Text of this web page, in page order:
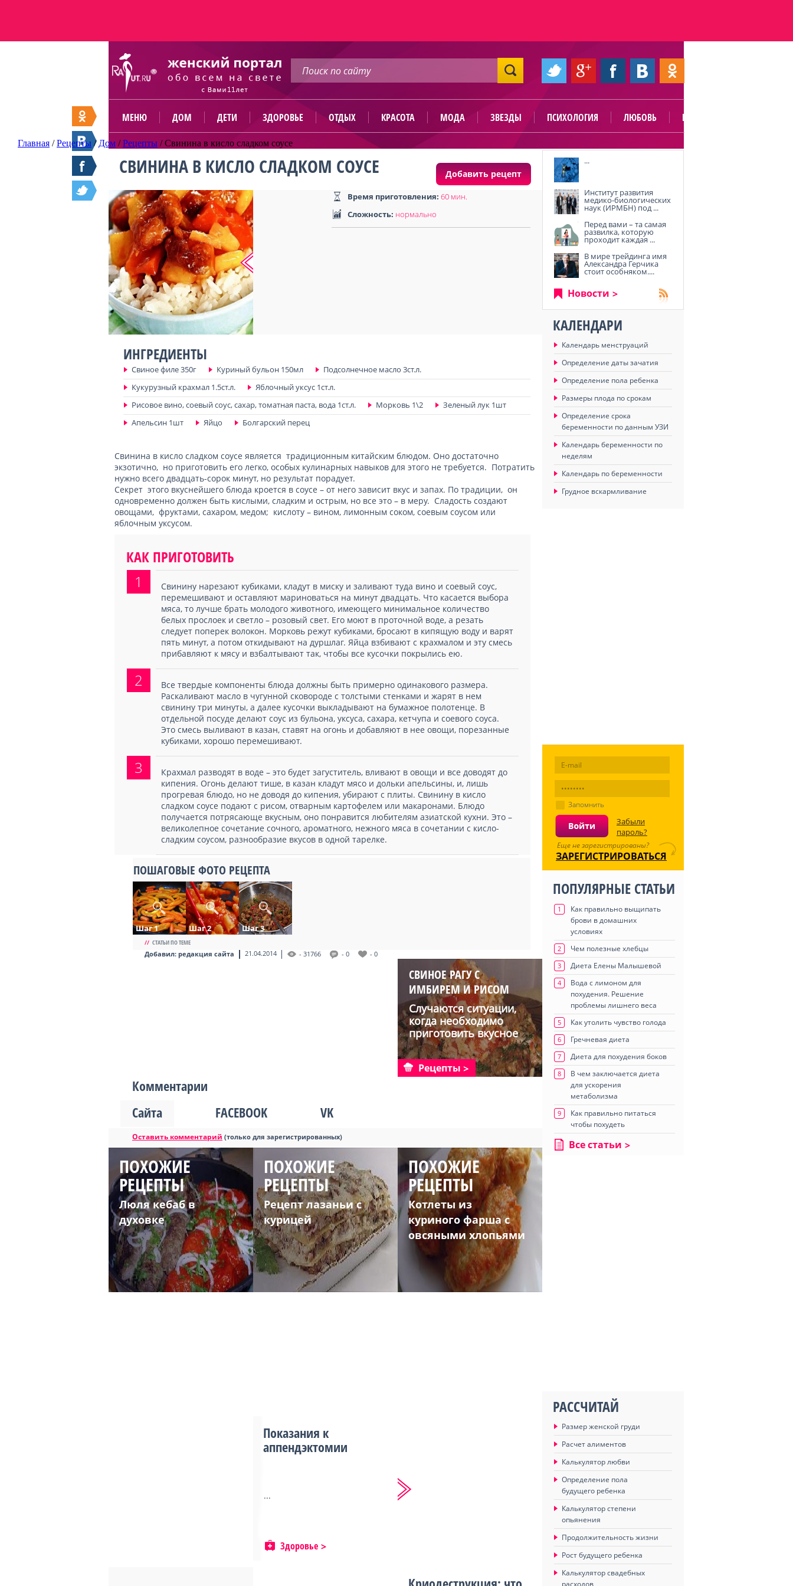
МЕНЮ ДОМ ДЕТИ ЗДОРОВЬЕ ОТДЫХ КРАСОТА МОДА ЗВЕЗДЫ ПСИХОЛОГИЯ ЛЮБОВЬ ПОЛЕЗНО
Главная /Рецепты / Дом /Рецепты /Свинина в кисло сладком соусе
СВИНИНА В КИСЛО СЛАДКОМ СОУСЕ Добавить рецепт
Время приготовления: 60 мин.
Сложность: нормально
ИНГРЕДИЕНТЫ
Свиное филе 350г Куриный бульон 150мл
Подсолнечное масло 3ст.л.
Кукурузный крахмал 1.5ст.л.
Яблочный уксус 1ст.л.
Рисовое вино, соевый соус, сахар, томатная паста, вода 1ст.л.
Морковь 1\2
Зеленый лук 1шт
Апельсин 1шт
Яйцо Болгарский перец
Свинина в кисло сладком соусе является традиционным китайским блюдом. Оно достаточно
экзотично, но приготовить его легко, особых кулинарных навыков для этого не требуется. Потратить
нужно всего двадцать-сорок минут, но результат порадует.
Секрет этого вкуснейшего блюда кроется в соусе – от него зависит вкус и запах. По традиции, он
одновременно должен быть кислыми, сладким и острым, но все это – в меру. Сладость создают
овощами, фруктами, сахаром, медом; кислоту – вином, лимонным соком, соевым соусом или
яблочным уксусом.
КАК ПРИГОТОВИТЬ
1
Свинину нарезают кубиками, кладут в миску и заливают туда вино и соевый соус,
перемешивают и оставляют мариноваться на минут двадцать. Что касается выбора
мяса, то лучше брать молодого животного, имеющего минимальное количество
белых прослоек и светло – розовый свет. Его моют в проточной воде, а резать
следует поперек волокон. Морковь режут кубиками, бросают в кипящую воду и варят
пять минут, а потом откидывают на дуршлаг. Яйца взбивают с крахмалом и эту смесь
прибавляют к мясу и взбалтывают так, чтобы все кусочки покрылись ею.
2
Все твердые компоненты блюда должны быть примерно одинакового размера.
Раскаливают масло в чугунной сковороде с толстыми стенками и жарят в нем
свинину три минуты, а далее кусочки выкладывают на бумажное полотенце. В
отдельной посуде делают соус из бульона, уксуса, сахара, кетчупа и соевого соуса.
Это смесь выливают в казан, ставят на огонь и добавляют в нее овощи, порезанные
кубиками, хорошо перемешивают.
3
Крахмал разводят в воде – это будет загуститель, вливают в овощи и все доводят до
кипения. Огонь делают тише, в казан кладут мясо и дольки апельсины, и, лишь
прогревая блюдо, но не доводя до кипения, убирают с плиты. Свинину в кисло
сладком соусе подают с рисом, отварным картофелем или макаронами. Блюдо
получается потрясающе вкусным, оно понравится любителям азиатской кухни. Это –
великолепное сочетание сочного, ароматного, нежного мяса в сочетании с кисло-
сладким соусом, разнообразие вкусов в одной тарелке.
ПОШАГОВЫЕ ФОТО РЕЦЕПТА
Шаг 1 Шаг 2 Шаг 3
// СТАТЬИ ПО ТЕМЕ
Добавил: редакция сайта 21.04.2014 - 31766 - 0 - 0
СВИНОЕ РАГУ С
ИМБИРЕМ И РИСОМ
Случаются ситуации,
когда необходимо
приготовить вкусное
блю...
Рецепты
Комментарии
Сайта
FACEBOOK VK
Оставить комментарий (только для зарегистрированных)
ПОХОЖИЕ
РЕЦЕПТЫ
Люля кебаб в
духовке
ПОХОЖИЕ
РЕЦЕПТЫ
Рецепт лазаньи с
курицей
ПОХОЖИЕ
РЕЦЕПТЫ
Котлеты из
куриного фарша с
овсяными хлопьями
Показания к
аппендэктомии
...
Здоровье
...
Институт развития
медико-биологических
наук (ИРМБН) под ...
Перед вами – та самая
развилка, которую
проходит каждая ...
В мире трейдинга имя
Александра Герчика
стоит особняком....
Новости
КАЛЕНДАРИ
Календарь менструаций
Определение даты зачатия
Определение пола ребенка
Размеры плода по срокам
Определение срока
беременности по данным УЗИ
Календарь беременности по
неделям
Календарь по беременности
Грудное вскармливание
Запомнить
Забыли
пароль?
Еще не зарегистрированы?
ЗАРЕГИСТРИРОВАТЬСЯ
ПОПУЛЯРНЫЕ СТАТЬИ
1
Как правильно выщипать
брови в домашних
условиях
2 Чем полезные хлебцы
3 Диета Елены Малышевой
4
Вода с лимоном для
похудения. Решение
проблемы лишнего веса
5 Как утолить чувство голода
6 Гречневая диета
7 Диета для похудения боков
8
В чем заключается диета
для ускорения
метаболизма
9
Как правильно питаться
чтобы похудеть
Все статьи
РАССЧИТАЙ
Размер женской груди
Расчет алиментов
Калькулятор любви
Определение пола
будущего ребенка
Калькулятор степени
опьянения
Продолжительность жизни
Рост будущего ребенка
Калькулятор свадебных
расходов